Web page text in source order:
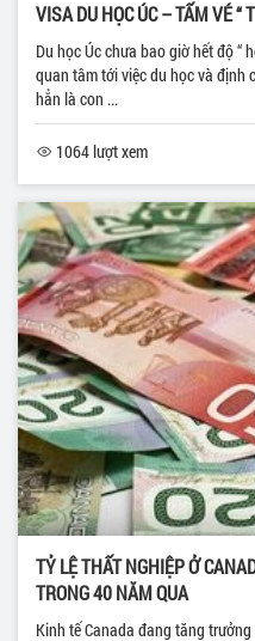
VISA DU HỌC ÚC – TẤM VÉ “
Du học Úc chưa bao giờ hết độ “
quan tâm tới việc du học và định
hẳn là con ...
1064 lượt xem
TỶ LỆ THẤT NGHIỆP Ở
TRONG 40 NĂM QUA
Kinh tế Canada đang tăng